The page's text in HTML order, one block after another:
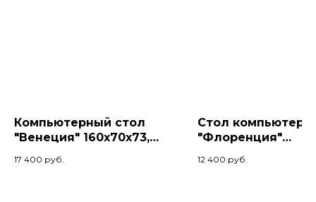
Компьютерный стол
"Венеция" 160x70x73,
17 400 руб.
Стол
"Флоренция"
жемчуг/Черный
12 400 руб.